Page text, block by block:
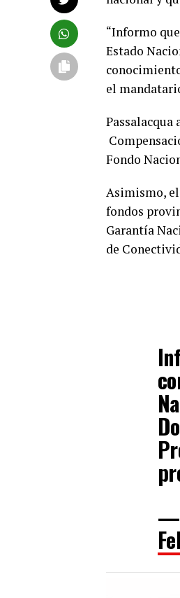
“Informo
Estado
el
Passalacqua
Fondo
Asimismo,
fondos
Garantía
de
—